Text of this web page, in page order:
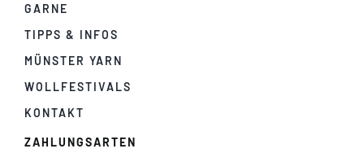
GARNE
TIPPS & INFOS
MÜNSTER YARN
WOLLFESTIVALS
KONTAKT
ZAHLUNGSARTEN